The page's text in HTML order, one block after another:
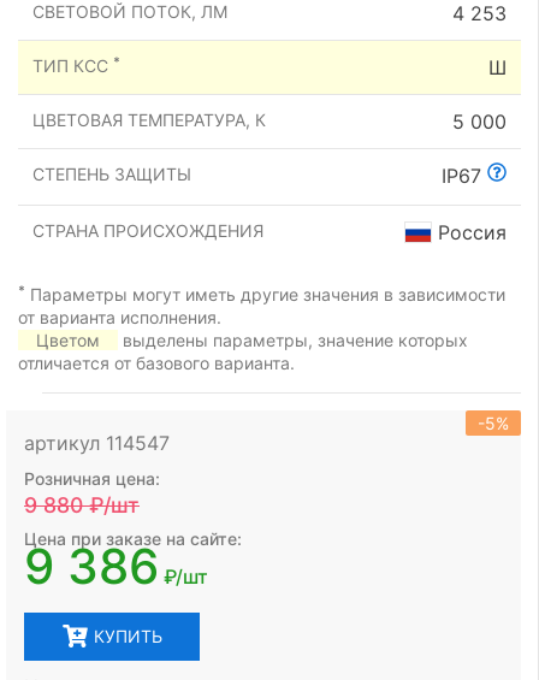
СВЕТОВОЙ ПОТОК, ЛМ 4 253
ТИП КСС * Ш
ЦВЕТОВАЯ ТЕМПЕРАТУРА, К 5 000
СТЕПЕНЬ ЗАЩИТЫ IP67
СТРАНА ПРОИСХОЖДЕНИЯ Россия
* Параметры могут иметь другие значения в зависимости
от варианта исполнения.
Цветом
выделены параметры, значение которых
отличается от базового варианта.
артикул 114547
-5%
Розничная цена:
9 880₽/шт
Цена при заказе на сайте:
9 386 ₽/шт
КУПИТЬ